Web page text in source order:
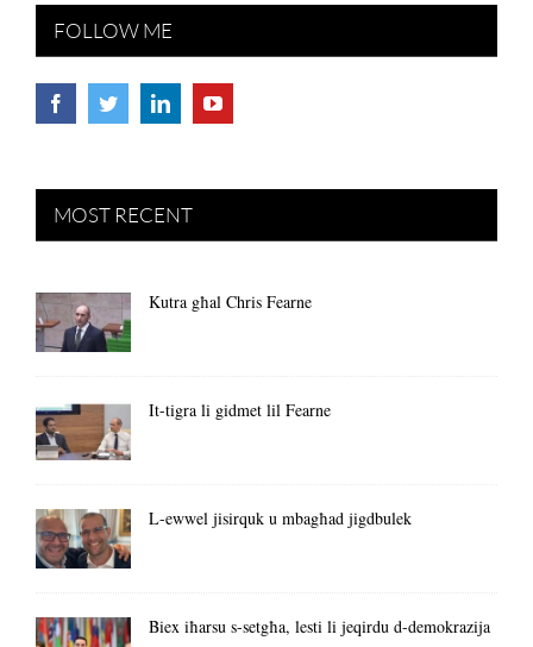
FOLLOW ME
MOST RECENT
Kutra għal Chris Fearne
It-tigra li gidmet lil Fearne
L-ewwel jisirquk u mbagħad jigdbulek
Biex iħarsu s-setgħa, lesti li jeqirdu d-demokrazija